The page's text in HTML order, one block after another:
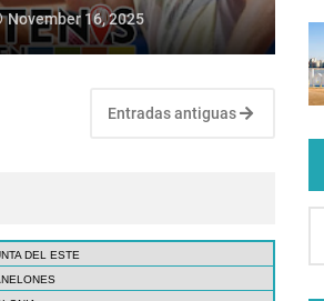
November 16, 2025
Entradas antiguas
DEL ESTE